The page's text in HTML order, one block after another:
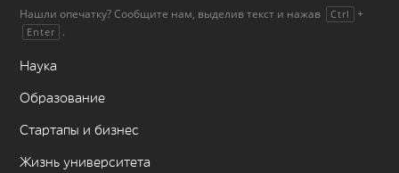
Нашли опечатку? Сообщите нам, выделив текст и нажав Ctrl +
Enter .
Наука
Образование
Стартапы и бизнес
Жизнь университета